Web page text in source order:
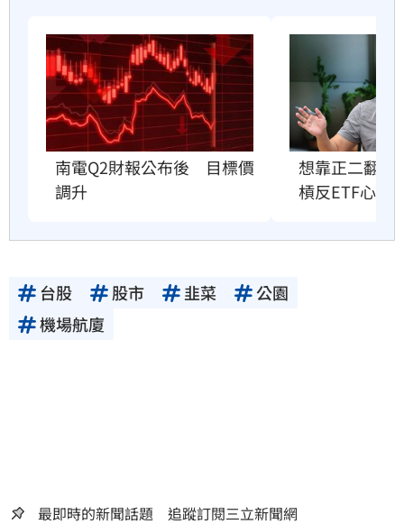
南電Q2財報公布後　目標價
調升
想靠正二翻本
槓反ETF心法
台股 股市 韭菜
公園
機場航廈
最即時的新聞話題 追蹤訂閱三立新聞網